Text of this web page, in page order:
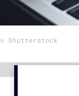
Adverteren
Events
Vacatures
© Shutterstock